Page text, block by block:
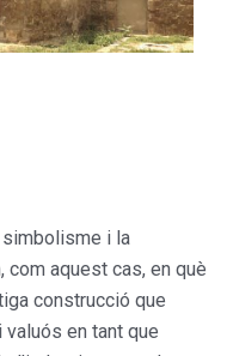
i la
aquest cas, en què
construcció que
en tant que